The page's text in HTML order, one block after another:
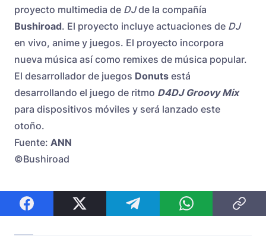
proyecto multimedia de DJde la compañía
Bushiroad. El proyecto incluye actuaciones de DJ
en vivo, anime y juegos. El proyecto incorpora
nueva música así como remixes de música popular.
El desarrollador de juegos Donuts está
desarrollando el juego de ritmo D4DJ Groovy Mix
para dispositivos móviles y será lanzado este
otoño.
Fuente: ANN
©Bushiroad